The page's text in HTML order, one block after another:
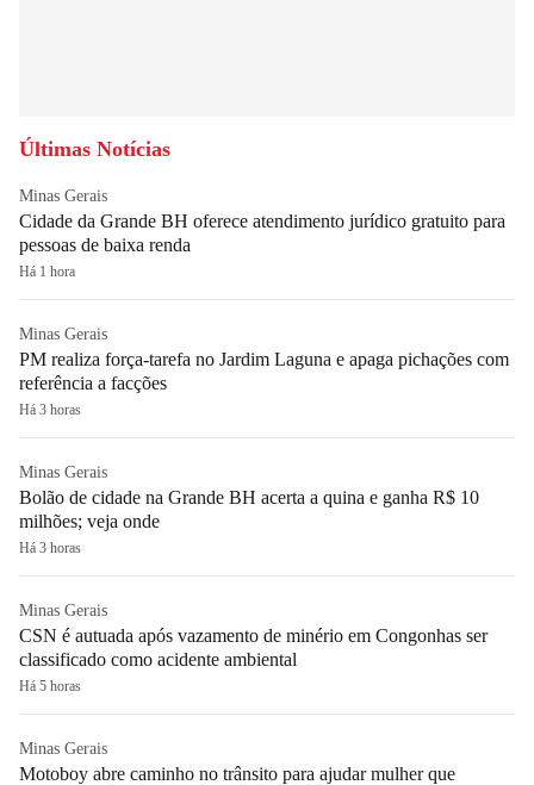
Últimas Notícias
Minas Gerais
Cidade da Grande BH oferece atendimento jurídico gratuito para
pessoas de baixa renda
Há 1 hora
Minas Gerais
PM realiza força-tarefa no Jardim Laguna e apaga pichações com
referência a facções
Há 3 horas
Minas Gerais
Bolão de cidade na Grande BH acerta a quina e ganha R$ 10
milhões; veja onde
Há 3 horas
Minas Gerais
CSN é autuada após vazamento de minério em Congonhas ser
classificado como acidente ambiental
Há 5 horas
Minas Gerais
Motoboy abre caminho no trânsito para ajudar mulher que